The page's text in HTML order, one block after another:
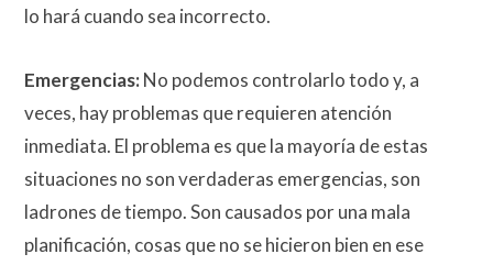
lo hará cuando sea incorrecto.
Emergencias:No podemos controlarlo todo y, a
veces, hay problemas que requieren atención
inmediata. El problema es que la mayoría de estas
situaciones no son verdaderas emergencias, son
ladrones de tiempo. Son causados por una mala
planificación, cosas que no se hicieron bien en ese